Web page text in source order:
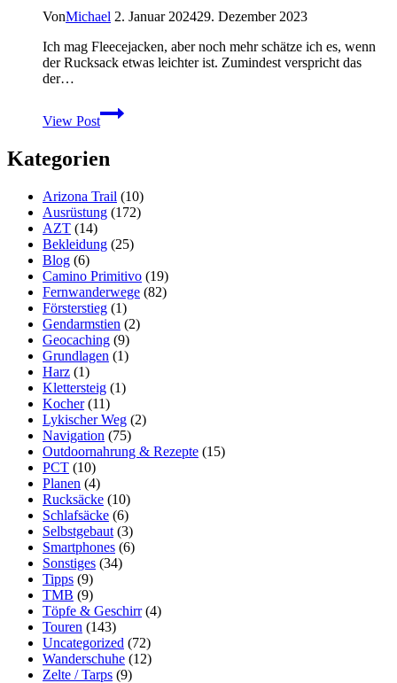
VonMichael 2. Januar 202429. Dezember 2023
Ich mag Fleecejacken, aber noch mehr schätze ich es, wenn
der Rucksack etwas leichter ist. Zumindest verspricht das
der…
View Post
FarPointe
Alpha
–
zur
Fleecejacke?
Kategorien
Arizona Trail (10)
Ausrüstung (172)
AZT (14)
Bekleidung (25)
Blog (6)
Camino Primitivo (19)
Fernwanderwege (82)
Försterstieg (1)
Gendarmstien (2)
Geocaching (9)
Grundlagen (1)
Harz (1)
Klettersteig (1)
Kocher(11)
Lykischer Weg (2)
Navigation (75)
Outdoornahrung & Rezepte (15)
PCT (10)
Planen (4)
Rucksäcke (10)
Schlafsäcke (6)
Selbstgebaut (3)
Smartphones (6)
Sonstiges (34)
Tipps (9)
TMB (9)
Töpfe & Geschirr(4)
Touren (143)
Uncategorized (72)
Wanderschuhe (12)
Zelte / Tarps (9)